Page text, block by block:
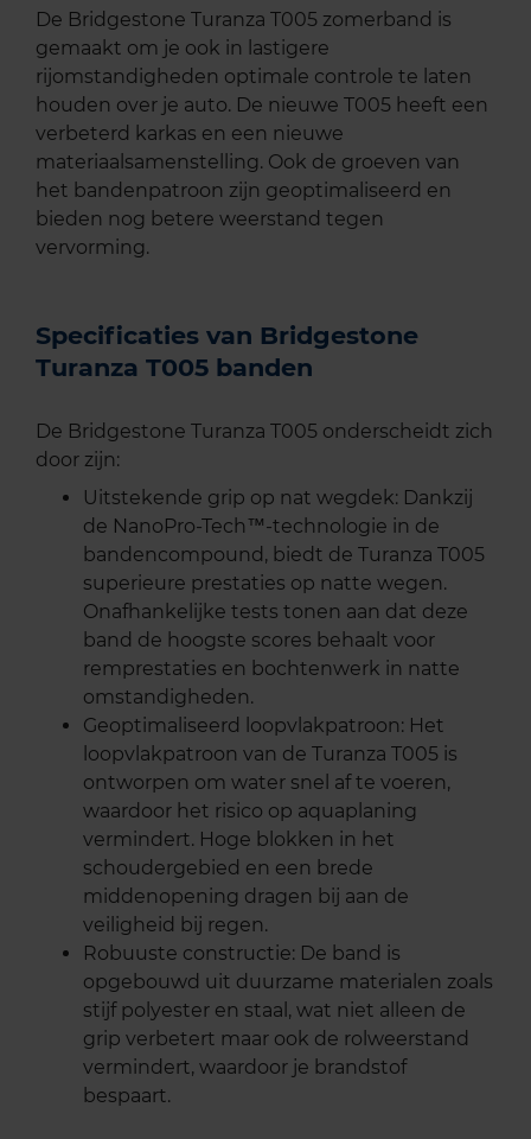
De Bridgestone Turanza T005 zomerband is
gemaakt om je ook in lastigere
rijomstandigheden optimale controle te laten
houden over je auto. De nieuwe T005 heeft een
verbeterd karkas en een nieuwe
materiaalsamenstelling. Ook de groeven van
het bandenpatroon zijn geoptimaliseerd en
bieden nog betere weerstand tegen
vervorming.
Specificaties van Bridgestone
Turanza T005 banden
De Bridgestone Turanza T005 onderscheidt zich
door zijn:
Uitstekende grip op nat wegdek: Dankzij
de NanoPro-Tech™-technologie in de
bandencompound, biedt de Turanza T005
superieure prestaties op natte wegen.
Onafhankelijke tests tonen aan dat deze
band de hoogste scores behaalt voor
remprestaties en bochtenwerk in natte
omstandigheden.
Geoptimaliseerd loopvlakpatroon: Het
loopvlakpatroon van de Turanza T005 is
ontworpen om water snel af te voeren,
waardoor het risico op aquaplaning
vermindert. Hoge blokken in het
schoudergebied en een brede
middenopening dragen bij aan de
veiligheid bij regen.
Robuuste constructie: De band is
opgebouwd uit duurzame materialen zoals
stijf polyester en staal, wat niet alleen de
grip verbetert maar ook de rolweerstand
vermindert, waardoor je brandstof
bespaart.